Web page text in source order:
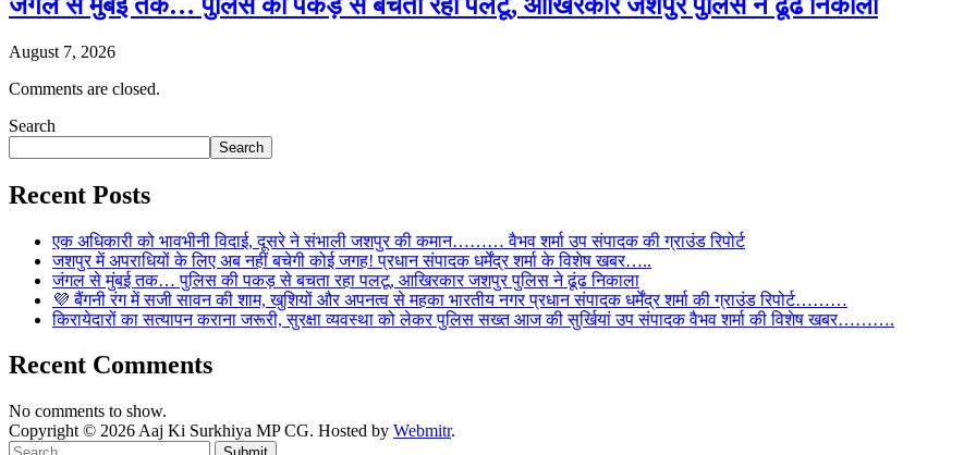
August 7, 2026
Comments are closed.
Search
Search
Recent Posts
एक अधिकारी को भावभीनी विदाई, दूसरे ने संभाली जशपुर की कमान……… वैभव शर्मा उप संपादक की ग्राउंड रिपोर्ट
जशपुर में अपराधियों के लिए अब नहीं बचेगी कोई जगह! प्रधान संपादक धर्मेंद्र शर्मा के विशेष खबर…..
जंगल से मुंबई तक… पुलिस की पकड़ से बचता रहा पलटू, आखिरकार जशपुर पुलिस ने ढूंढ निकाला
💜 बैंगनी रंग में सजी सावन की शाम, खुशियों और अपनत्व से महका भारतीय नगर प्रधान संपादक धर्मेंद्र शर्मा की ग्राउंड रिपोर्ट………
किरायेदारों का सत्यापन कराना जरूरी, सुरक्षा व्यवस्था को लेकर पुलिस सख्त आज की सुर्खियां उप संपादक वैभव शर्मा की विशेष खबर……….
Recent Comments
No comments to show.
Copyright © 2026 Aaj Ki Surkhiya MP CG. Hosted by Webmitr.